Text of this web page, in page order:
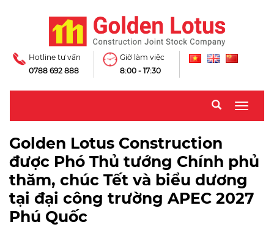
Hotline tư vấn
0788 692 888
Giờ làm việc
8:00 - 17:30
Toggle
Golden Lotus Construction
được Phó Thủ tướng Chính phủ
thăm, chúc Tết và biểu dương
tại đại công trường APEC 2027
Phú Quốc